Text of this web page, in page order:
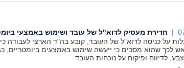
חדירת מעסיק לדוא"ל של עובד ושימוש באמצעי
על כניסה לדוא"ל של העובד, קובע בה"ד הארצי לעבודה
לכך שהוא מסכים כי ייעשה שימוש באמצעים ביומטריים,
לדיווח ופיקוח על נוכחות העובד